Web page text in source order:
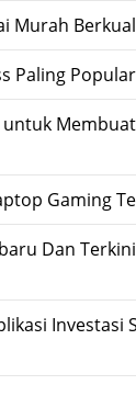
Murah
Paling
Gaming
Dan
Investasi